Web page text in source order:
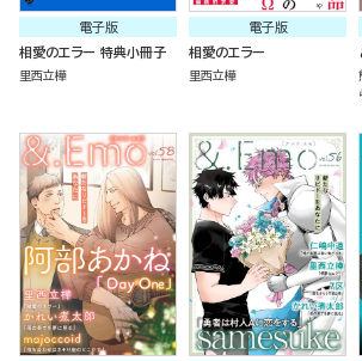
電子版
相愛のエラー 特典小冊子
里西立樺
電子版
相愛のエラー
里西立樺